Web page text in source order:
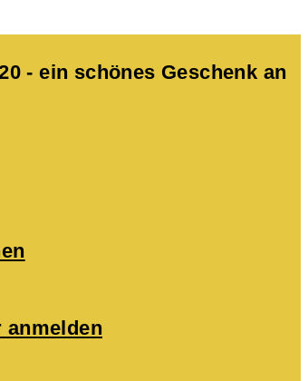
- ein schönes Geschenk an
anmelden